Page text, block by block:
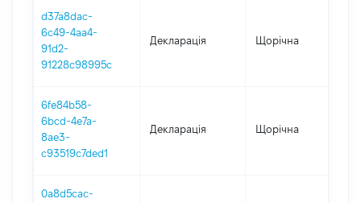
d37a8dac-
6c49-4aa4-
91d2-
91228c98995c
Декларація Щорічна
6fe84b58-
6bcd-4e7a-
8ae3-
c93519c7ded1
Декларація Щорічна
0a8d5cac-